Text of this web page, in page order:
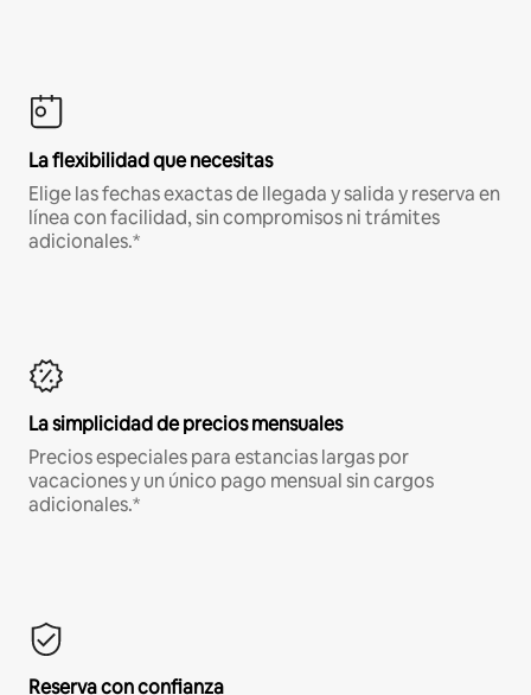
La flexibilidad que necesitas
Elige las fechas exactas de llegada y salida y reserva en
línea con facilidad, sin compromisos ni trámites
adicionales.*
La simplicidad de precios mensuales
Precios especiales para estancias largas por
vacaciones y un único pago mensual sin cargos
adicionales.*
Reserva con confianza